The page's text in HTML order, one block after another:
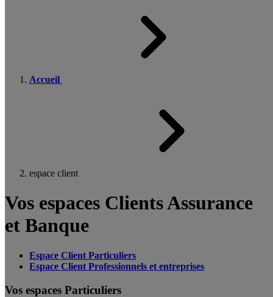
Accueil
espace client
Vos espaces Clients Assurance
et Banque
Espace Client Particuliers
Espace Client Professionnels et entreprises
Vos espaces Particuliers